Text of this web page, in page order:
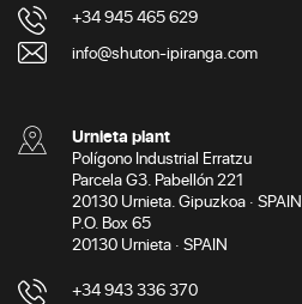
+34 945 465 629
info@shuton-ipiranga.com
Urnieta plant
Polígono Industrial Erratzu
Parcela G3. Pabellón 221
20130 Urnieta. Gipuzkoa · SPAIN
P.O. Box 65
20130 Urnieta · SPAIN
+34 943 336 370